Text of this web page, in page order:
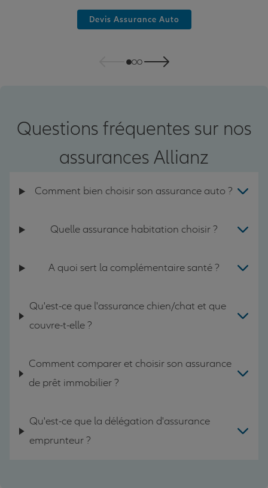
Devis Assurance Auto
Questions fréquentes sur nos
assurances Allianz
Comment bien choisir son assurance auto ?
Quelle assurance habitation choisir ?
A quoi sert la complémentaire santé ?
Qu'est-ce que l'assurance chien/chat et que
couvre-t-elle ?
Comment comparer et choisir son assurance
de prêt immobilier ?
Qu'est-ce que la délégation d'assurance
emprunteur ?